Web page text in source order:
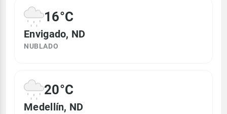
16°C
Envigado, ND
NUBLADO
20°C
Medellín, ND